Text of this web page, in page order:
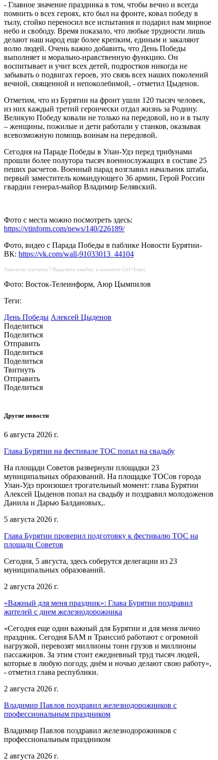
- Главное значение праздника в том, чтобы вечно и всегда
помнить о всех героях, кто был на фронте, ковал победу в
тылу, стойко переносил все испытания и подарил нам мирное
небо и свободу. Время показало, что любые трудности лишь
делают наш народ еще более крепким, единым и закаляют
волю людей. Очень важно добавить, что День Победы
выполняет и морально-нравственную функцию. Он
воспитывает и учит всех детей, подростков никогда не
забывать о подвигах героев, это связь всех наших поколений
вечной, священной и непоколебимой, - отметил Цыденов.
Отметим, что из Бурятии на фронт ушли 120 тысяч человек,
из них каждый третий героически отдал жизнь за Родину.
Великую Победу ковали не только на передовой, но и в тылу
– женщины, пожилые и дети работали у станков, оказывая
всевозможную помощь воинам на передовой.
Сегодня на Параде Победы в Улан-Удэ перед трибунами
прошли более полутора тысяч военнослужащих в составе 25
пеших расчетов. Военный парад возглавил начальник штаба,
первый заместитель командующего 36 армии, Герой России
гвардии генерал-майор Владимир Белявский.
Фото с места можно посмотреть здесь:
https://vtinform.com/news/140/226189/
Фото, видео с Парада Победы в паблике Новости Бурятии-
ВК: https://vk.com/wall-91033013_44104
Заметили опечатку? Выделите ошибку и нажмите Ctrl+Enter.
Фото: Восток-Телеинформ, Аюр Цымпилов
Теги:
День Победы Алексей Цыденов
Поделиться
Поделиться
Отправить
Поделиться
Поделиться
Твитнуть
Отправить
Поделиться
Другие новости
6 августа 2026 г.
Глава Бурятии на фестивале ТОС попал на свадьбу
На площади Советов развернули площадки 23
муниципальных образований. На площадке ТОСов города
Улан-Удэ произошел трогательный момент: глава Бурятии
Алексей Цыденов попал на свадьбу и поздравил молодоженов
Данила и Дарью Балдановых,.
5 августа 2026 г.
Глава Бурятии проверил подготовку к фестивалю ТОС на
площади Советов
Сегодня, 5 августа, здесь соберутся делегации из 23
муниципальных образований.
2 августа 2026 г.
«Важный для меня праздник»: Глава Бурятии поздравил
жителей с днем железнодорожника
«Сегодня еще один важный для Бурятии и для меня лично
праздник. Сегодня БАМ и Транссиб работают с огромной
нагрузкой, перевозят миллионы тонн грузов и миллионы
пассажиров. За этим стоит ежедневный труд тысяч людей,
которые в любую погоду, днём и ночью делают свою работу»,
- отметил глава республики.
2 августа 2026 г.
Владимир Павлов поздравил железнодорожников с
профессиональным праздником
Владимир Павлов поздравил железнодорожников с
профессиональным праздником
2 августа 2026 г.